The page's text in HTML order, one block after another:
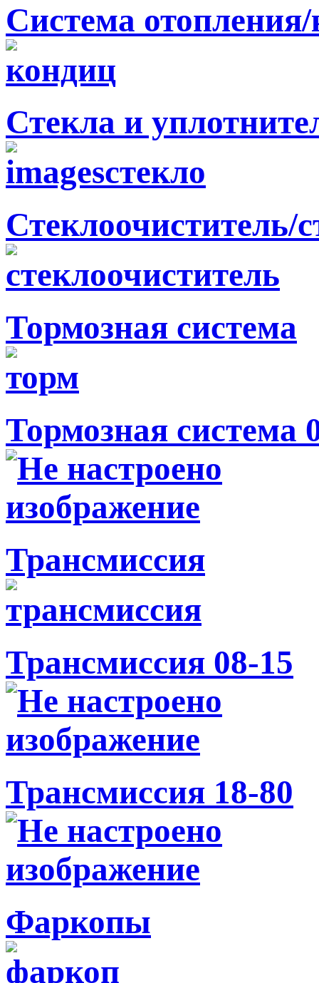
Система
Стекла и
Стеклоочиститель/
Тормозная система
Тормозная система
Трансмиссия
Трансмиссия 08-15
Трансмиссия 18-80
Фаркопы